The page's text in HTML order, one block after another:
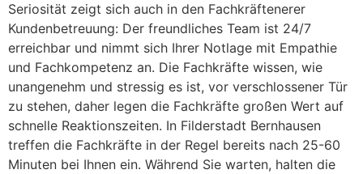
Seriosität zeigt sich auch in den Fachkräftenerer
Kundenbetreuung: Der freundliches Team ist 24/7
erreichbar und nimmt sich Ihrer Notlage mit Empathie
und Fachkompetenz an. Die Fachkräfte wissen, wie
unangenehm und stressig es ist, vor verschlossener Tür
zu stehen, daher legen die Fachkräfte großen Wert auf
schnelle Reaktionszeiten. In Filderstadt Bernhausen
treffen die Fachkräfte in der Regel bereits nach 25-60
Minuten bei Ihnen ein. Während Sie warten, halten die